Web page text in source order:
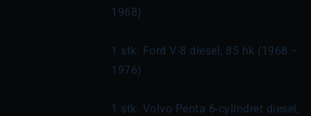
1968)
1 stk. Ford V-8 diesel, 85 hk (1968 –
1976)
1 stk. Volvo Penta 6-cylindret diesel,